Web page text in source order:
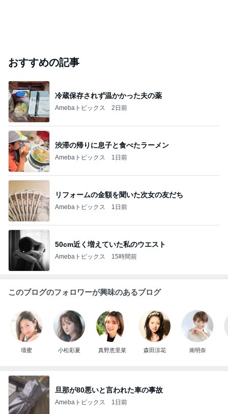
おすすめの記事
冷蔵保存されず温かかった夫の薬
Amebaトピックス 2日前
渋滞の帰りに息子と食べたラーメン
Amebaトピックス 1日前
リフォームの金額を聞いた次女の友だち
Amebaトピックス 1日前
50cm近く増えていた私のウエスト
Amebaトピックス 15時間前
このブログのフォロワーが興味のあるブログ
壇蜜 小松彩夏 真野恵里菜 森田涼花 南明奈
旦那が80悪いと言われた車の事故
Amebaトピックス 1日前